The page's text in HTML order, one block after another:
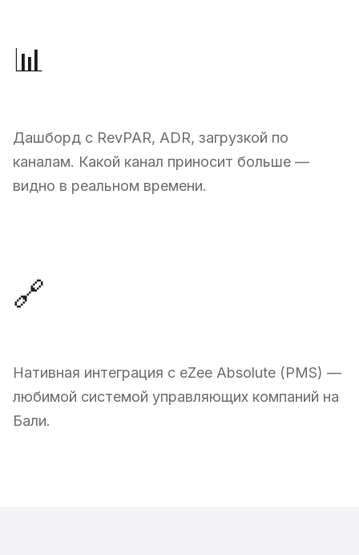
📊
Дашборд с RevPAR, ADR, загрузкой по
каналам. Какой канал приносит больше —
видно в реальном времени.
🔗
Нативная интеграция с eZee Absolute (PMS) —
любимой системой управляющих компаний на
Бали.